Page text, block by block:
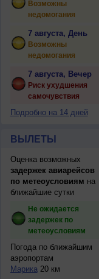
Возможны
недомогания
7 августа, День
Возможны
недомогания
7 августа, Вечер
Риск ухудшения
самочувствия
Подробно на 14 дней
ВЫЛЕТЫ
Оценка возможных
задержек авиарейсов
по метеоусловиям на
ближайшие сутки
Не ожидается
задержек по
метеоусловиям
Погода по ближайшим
аэропортам
Марика20 км